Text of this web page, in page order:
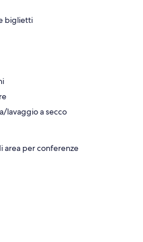
biglietti
lavaggio a secco
area per conferenze